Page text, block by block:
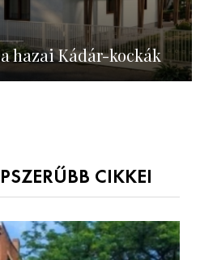
hazai Kádár-kockák
CIKKEI